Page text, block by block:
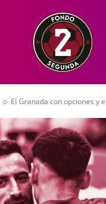
El Granada con opciones y